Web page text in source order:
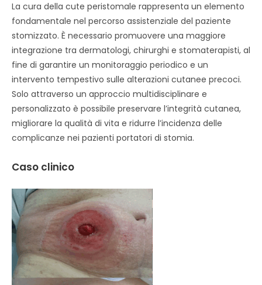
La cura della cute peristomale rappresenta un elemento
fondamentale nel percorso assistenziale del paziente
stomizzato. È necessario promuovere una maggiore
integrazione tra dermatologi, chirurghi e stomaterapisti, al
fine di garantire un monitoraggio periodico e un
intervento tempestivo sulle alterazioni cutanee precoci.
Solo attraverso un approccio multidisciplinare e
personalizzato è possibile preservare l’integrità cutanea,
migliorare la qualità di vita e ridurre l’incidenza delle
complicanze nei pazienti portatori di stomia.
Caso clinico